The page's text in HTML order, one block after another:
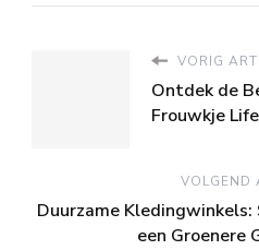
VORIG
Ontdek de
Frouwkje
VOLGEND
Duurzame Kledingwinkels:
een Groenere